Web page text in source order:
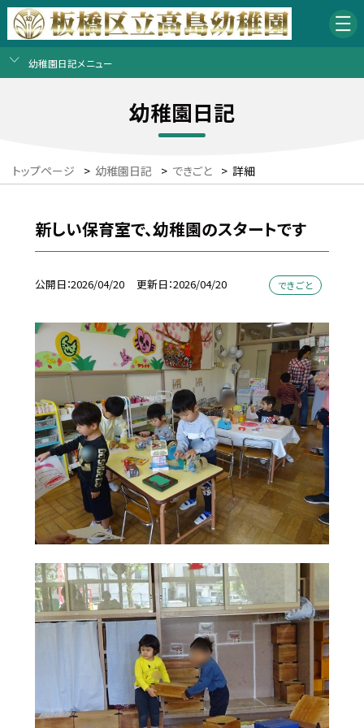
幼稚園日記メニュー
幼稚園日記
トップページ > 幼稚園日記 > できごと > 詳細
新しい保育室で、幼稚園のスタートです
公開日 2026/04/20 更新日 2026/04/20 できごと